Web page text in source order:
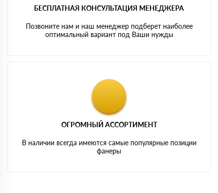
БЕСПЛАТНАЯ КОНСУЛЬТАЦИЯ МЕНЕДЖЕРА
Позвоните нам и наш менеджер подберет наиболее
оптимальный вариант под Ваши нужды
ОГРОМНЫЙ АССОРТИМЕНТ
В наличии всегда имеются самые популярные позиции
фанеры